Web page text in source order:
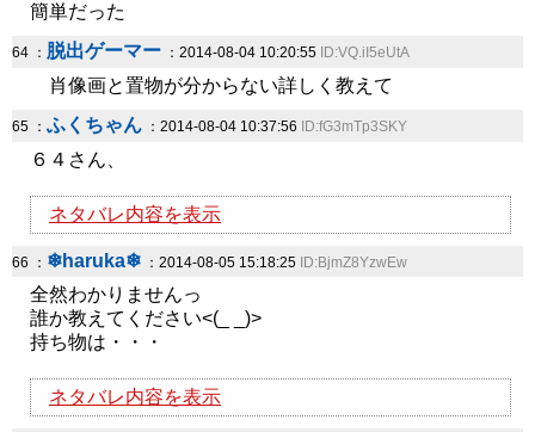
簡単だった
64 ： 脱出ゲーマー ：2014-08-04 10:20:55 ID:VQ.iI5eUtA
肖像画と置物が分からない詳しく教えて
65 ： ふくちゃん ：2014-08-04 10:37:56 ID:fG3mTp3SKY
６４さん、
ネタバレ内容を表示
66 ： ❄haruka❄ ：2014-08-05 15:18:25 ID:BjmZ8YzwEw
全然わかりませんっ
誰か教えてください<(_ _)>
持ち物は・・・
ネタバレ内容を表示